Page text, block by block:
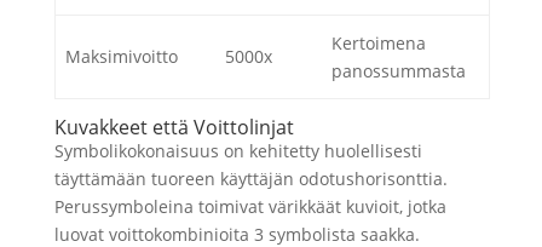
Maksimivoitto 5000x
Kertoimena
panossummasta
Kuvakkeet että Voittolinjat
Symbolikokonaisuus on kehitetty huolellisesti
täyttämään tuoreen käyttäjän odotushorisonttia.
Perussymboleina toimivat värikkäät kuvioit, jotka
luovat voittokombinioita 3 symbolista saakka.